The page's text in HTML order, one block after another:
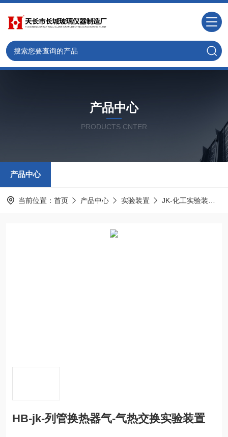
产品中心
PRODUCTS CNTER
产品中心
当前位置： 首页 产品中心 实验装置 JK-化工实验装置
HB-jk-列管换热器气-气热交换实验装置